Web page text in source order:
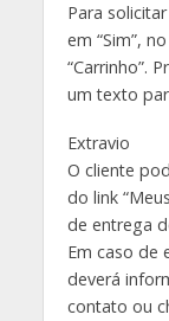
Para
em “Sim”,
“Carrinho”.
um texto
Extravio
O cliente
do link
de entrega
Em caso de
deverá
contato ou